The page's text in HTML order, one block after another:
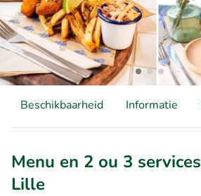
Beschikbaarheid Informatie
Menu en 2 ou 3
Lille